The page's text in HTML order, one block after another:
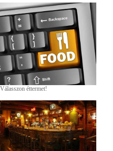
Válasszon éttermet!